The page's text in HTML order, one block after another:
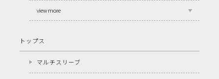
view more
トップス
マルチスリーブ